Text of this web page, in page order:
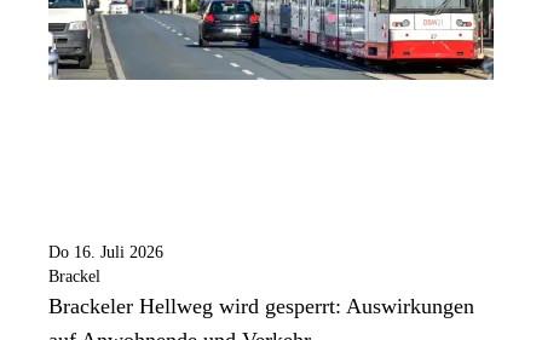
Do 16. Juli 2026
Brackel
Brackeler Hellweg wird gesperrt: Auswirkungen